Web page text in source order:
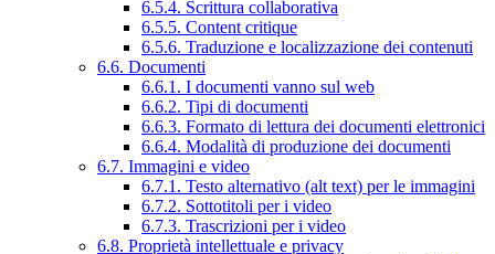
6.5.4. Scrittura collaborativa
6.5.5. Content critique
6.5.6. Traduzione e localizzazione dei contenuti
6.6. Documenti
6.6.1. I documenti vanno sul web
6.6.2. Tipi di documenti
6.6.3. Formato di lettura dei documenti elettronici
6.6.4. Modalità di produzione dei documenti
6.7. Immagini e video
6.7.1. Testo alternativo (alt text) per le immagini
6.7.2. Sottotitoli per i video
6.7.3. Trascrizioni per i video
6.8. Proprietà intellettuale e privacy